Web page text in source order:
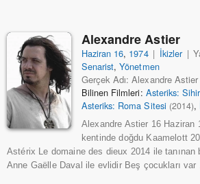
Alexandre Astier
Haziran 16, 1974 | İkizler |
Senarist,Yönetmen
Gerçek Adı: Alexandre Astier
Bilinen Filmleri: Asteriks:
Asteriks: Roma Sitesi (2014),
Alexandre Astier 16 Haziran
kentinde doğdu Kaamelott
Astérix Le domaine des dieux 2014 ile tanınan
Anne Gaëlle Daval ile evlidir Beş çocukları var